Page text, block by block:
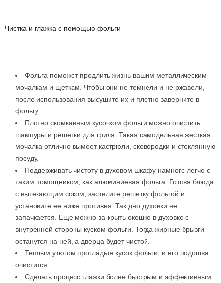
Чистка и глажка с помощью фольги
Фольга поможет продлить жизнь вашим металлическим
мочалкам и щеткам. Чтобы они не темнели и не ржавели,
после использования высушите их и плотно заверните в
фольгу.
Плотно скомканным кусочком фольги можно очистить
шампуры и решетки для гриля. Такая самодельная жесткая
мочалка отлично вымоет кастрюли, сковородки и стеклянную
посуду.
Поддерживать чистоту в духовом шкафу намного легче с
таким помощником, как алюминиевая фольга. Готовя блюда
с вытекающим соком, застелите решетку фольгой и
установите ее ниже противня. Так дно духовки не
запачкается. Еще можно за-крыть окошко в духовке с
внутренней стороны куском фольги. Тогда жирные брызги
останутся на ней, а дверца будет чистой.
Теплым утюгом прогладьте кусок фольги, и его подошва
очистится.
Сделать процесс глажки более быстрым и эффективным